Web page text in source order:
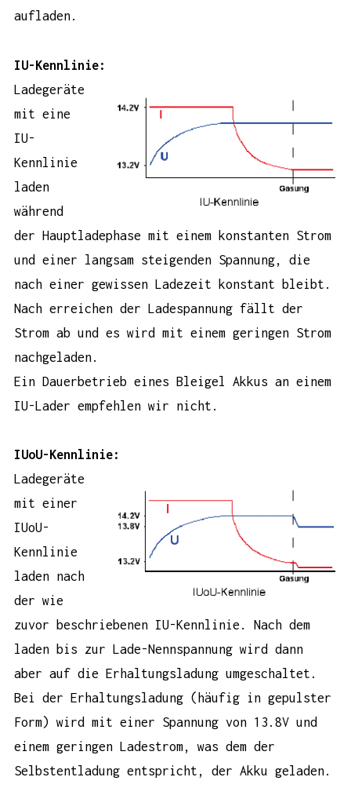
aufladen.
IU-Kennlinie:
Ladegeräte
mit eine
IU-
Kennlinie
laden
während
der Hauptladephase mit einem konstanten Strom
und einer langsam steigenden Spannung, die
nach einer gewissen Ladezeit konstant bleibt.
Nach erreichen der Ladespannung fällt der
Strom ab und es wird mit einem geringen Strom
nachgeladen.
Ein Dauerbetrieb eines Bleigel Akkus an einem
IU-Lader empfehlen wir nicht.
IUoU-Kennlinie:
Ladegeräte
mit einer
IUoU-
Kennlinie
laden nach
der wie
zuvor beschriebenen IU-Kennlinie. Nach dem
laden bis zur Lade-Nennspannung wird dann
aber auf die Erhaltungsladung umgeschaltet.
Bei der Erhaltungsladung (häufig in gepulster
Form) wird mit einer Spannung von 13.8V und
einem geringen Ladestrom, was dem der
Selbstentladung entspricht, der Akku geladen.